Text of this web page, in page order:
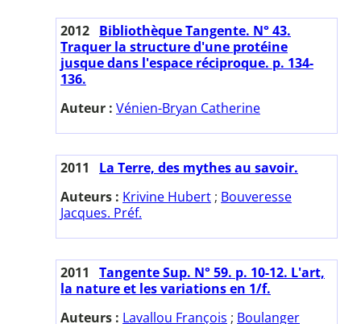
2012 Bibliothèque Tangente. N° 43.
Traquer la structure d'une protéine
jusque dans l'espace réciproque. p. 134-
136.
Auteur : Vénien-Bryan Catherine
2011
La Terre, des mythes au savoir.
Auteurs : Krivine Hubert ; Bouveresse
Jacques. Préf.
2011
Tangente Sup. N° 59. p. 10-12. L'art,
la nature et les variations en 1/f.
Auteurs : Lavallou François ; Boulanger